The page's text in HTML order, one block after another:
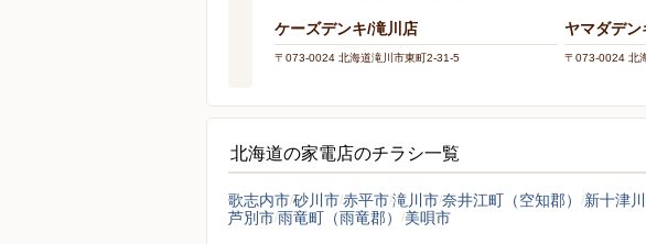
ケーズデンキ/滝川店
〒073-0024 北海道滝川市東町2-31-5
ヤマダデ
〒073-0024 北
北海道の家電店のチラシ一覧
歌志内市砂川市赤平市滝川市奈井江町（空知郡） 新十津
芦別市雨竜町（雨竜郡） 美唄市